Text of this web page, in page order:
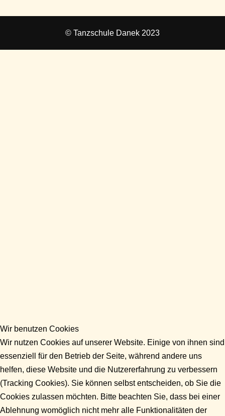
© Tanzschule Danek 2023
Wir benutzen Cookies
Wir nutzen Cookies auf unserer Website. Einige von ihnen sind
essenziell für den Betrieb der Seite, während andere uns
helfen, diese Website und die Nutzererfahrung zu verbessern
(Tracking Cookies). Sie können selbst entscheiden, ob Sie die
Cookies zulassen möchten. Bitte beachten Sie, dass bei einer
Ablehnung womöglich nicht mehr alle Funktionalitäten der